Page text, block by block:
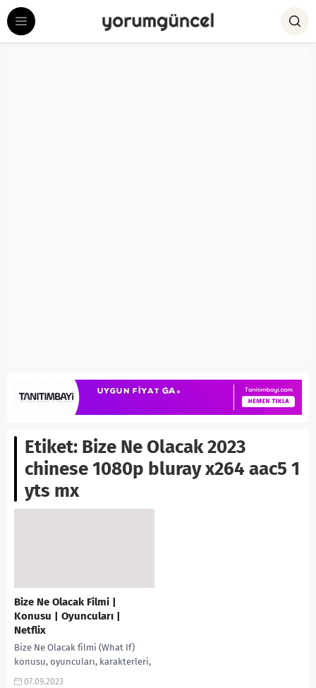
Etiket: Bize Ne Olacak 2023
chinese 1080p bluray x264 aac5 1
yts mx
Bize Ne Olacak Filmi |
Konusu | Oyuncuları |
Netflix
Bize Ne Olacak filmi (What If)
konusu, oyuncuları, karakterleri,
cast, yorumları, ekşi, Netflix,
07.09.2023